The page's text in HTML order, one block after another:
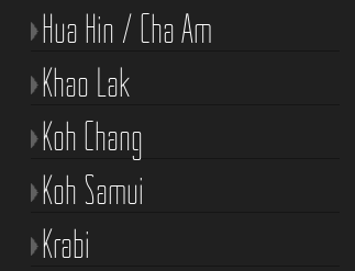
Hua Hin / Cha Am
Khao Lak
Koh Chang
Koh Samui
Krabi